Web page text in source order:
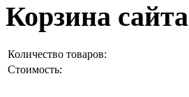
Корзина сайта
Количество товаров:
Стоимость: